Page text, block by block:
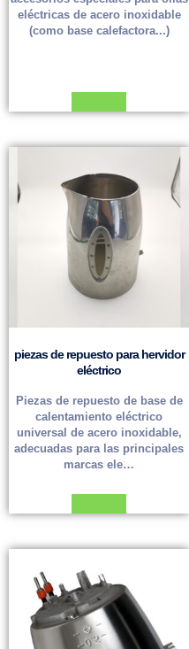
eléctricas de acero inoxidable
(como base calefactora...)
piezas de repuesto para hervidor
eléctrico
Piezas de repuesto de base de
calentamiento eléctrico
universal de acero inoxidable,
adecuadas para las principales
marcas ele…